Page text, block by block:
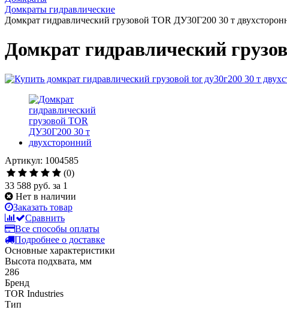
Домкраты гидравлические
Домкрат гидравлический грузовой TOR ДУ30Г200 30 т
Домкрат гидравлический
Артикул: 1004585
(0)
33 588 руб. за 1
Нет в наличии
Заказать товар
Сравнить
Все способы оплаты
Подробнее о доставке
Основные характеристики
Высота подхвата, мм
286
Бренд
TOR Industries
Тип